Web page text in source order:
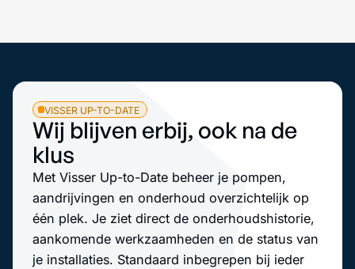
VISSER UP-TO-DATE
Wij blijven erbij, ook na de
klus
Met Visser Up-to-Date beheer je pompen,
aandrijvingen en onderhoud overzichtelijk op
één plek. Je ziet direct de onderhoudshistorie,
aankomende werkzaamheden en de status van
je installaties. Standaard inbegrepen bij ieder